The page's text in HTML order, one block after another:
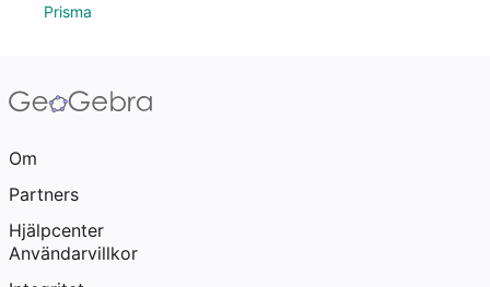
Prisma
Om
Partners
Hjälpcenter
Användarvillkor